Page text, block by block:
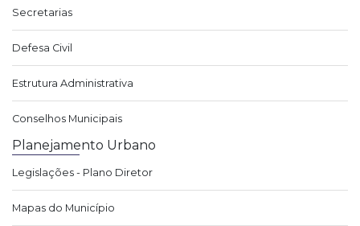
Secretarias
Defesa Civil
Estrutura Administrativa
Conselhos Municipais
Planejamento Urbano
Legislações - Plano Diretor
Mapas do Município